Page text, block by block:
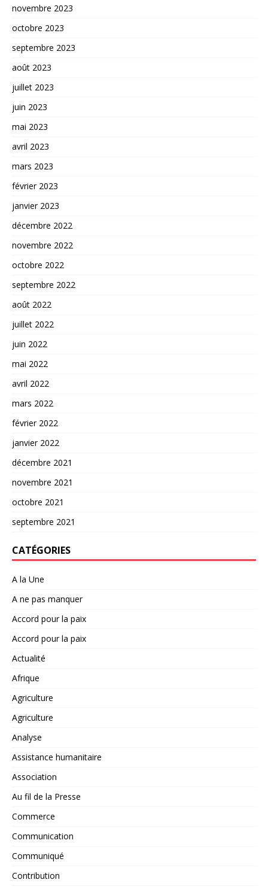
novembre 2023
octobre 2023
septembre 2023
août 2023
juillet 2023
juin 2023
mai 2023
avril 2023
mars 2023
février 2023
janvier 2023
décembre 2022
novembre 2022
octobre 2022
septembre 2022
août 2022
juillet 2022
juin 2022
mai 2022
avril 2022
mars 2022
février 2022
janvier 2022
décembre 2021
novembre 2021
octobre 2021
septembre 2021
CATÉGORIES
A la Une
A ne pas manquer
Accord pour la paix
Accord pour la paix
Actualité
Afrique
Agriculture
Agriculture
Analyse
Assistance humanitaire
Association
Au fil de la Presse
Commerce
Communication
Communiqué
Contribution